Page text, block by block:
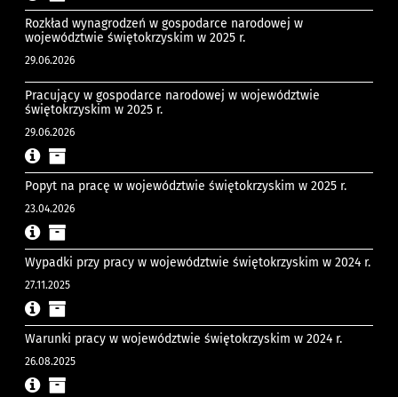
Rozkład wynagrodzeń w gospodarce narodowej w
województwie świętokrzyskim w 2025 r.
29.06.2026
Pracujący w gospodarce narodowej w województwie
świętokrzyskim w 2025 r.
29.06.2026
Popyt na pracę w województwie świętokrzyskim w 2025 r.
23.04.2026
Wypadki przy pracy w województwie świętokrzyskim w 2024 r.
27.11.2025
Warunki pracy w województwie świętokrzyskim w 2024 r.
26.08.2025